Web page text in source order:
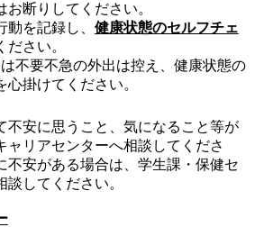
お断りしてください。
を記録し、 健康状態のセルフチェ
ださい。
不要不急の外出は控え、健康状態の
掛けてください。
不安に思うこと、気になること等が
ャリアセンターへ相談してくださ
不安がある場合は、学生課・保健セ
談してください。